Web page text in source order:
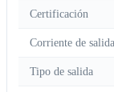
Certificación
Corriente de salida
Tipo de salida